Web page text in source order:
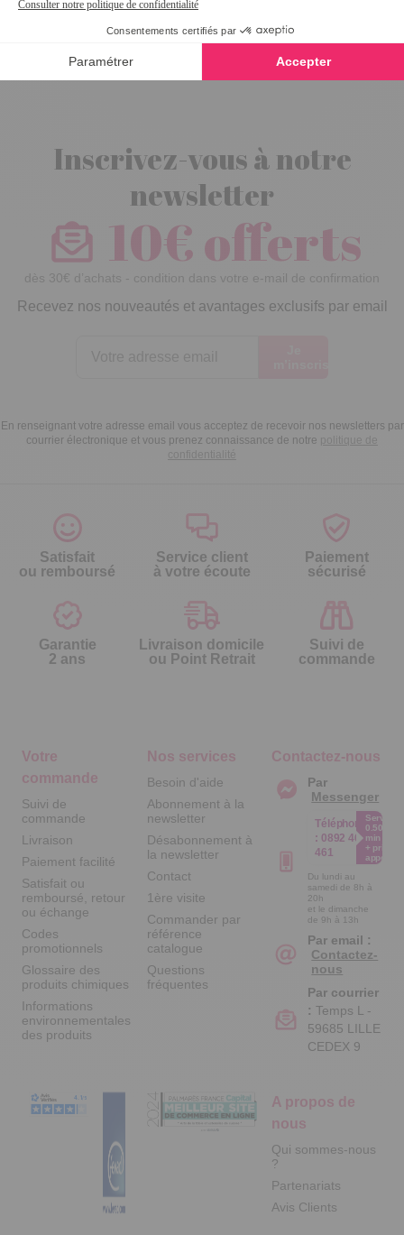
Inscrivez-vous à notre
newsletter
10€ offerts
dès 30€ d’achats - condition dans votre e-mail de confirmation
Recevez nos nouveautés et avantages exclusifs par email
En renseignant votre adresse email vous acceptez de recevoir nos newsletters par
courrier électronique et vous prenez connaissance de notre politique de
confidentialité
Satisfait
ou remboursé
Service client
à votre écoute
Paiement
sécurisé
Garantie
2 ans
Livraison domicile
ou Point Retrait
Suivi de
commande
Votre
commande
Suivi de
commande
Livraison
Paiement facilité
Satisfait ou
remboursé, retour
ou échange
Codes
promotionnels
Glossaire des
produits chimiques
Informations
environnementales
des produits
Nos services
Besoin d'aide
Abonnement à la
newsletter
Désabonnement à
la newsletter
Contact
1ère visite
Commander par
référence
catalogue
Questions
fréquentes
A propos de
nous
Qui sommes-nous
?
Partenariats
Avis Clients
Contactez-nous
Par
Messenger
Téléphone
: 0892 461
461
Service
0.50€ /
min
+ prix
appel
Du lundi au
samedi de 8h à
20h
et le dimanche
de 9h à 13h
Par email :
Contactez-
nous
Par courrier
: Temps L -
59685 LILLE
CEDEX 9